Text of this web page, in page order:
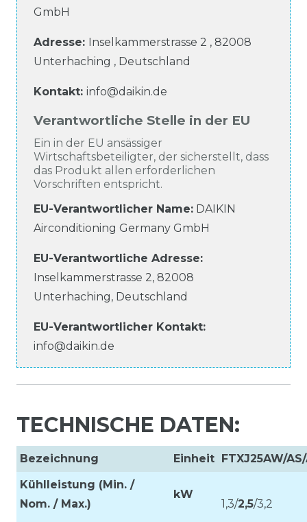
GmbH
Adresse: Inselkammerstrasse 2 , 82008
Unterhaching , Deutschland
Kontakt: info@daikin.de
Verantwortliche Stelle in der EU
Ein in der EU ansässiger
Wirtschaftsbeteiligter, der sicherstellt, dass
das Produkt allen erforderlichen
Vorschriften entspricht.
EU-Verantwortlicher Name: DAIKIN
Airconditioning Germany GmbH
EU-Verantwortliche Adresse:
Inselkammerstrasse 2, 82008
Unterhaching, Deutschland
EU-Verantwortlicher Kontakt:
info@daikin.de
TECHNISCHE DATEN:
Bezeichnung Einheit FTXJ25AW/
Kühlleistung (Min. /
Nom. / Max.)
kW
1,3/2,5/3,2